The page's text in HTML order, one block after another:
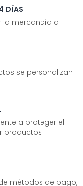
DÍAS
la mercancía a
se personalizan
a proteger el
productos
métodos de pago,